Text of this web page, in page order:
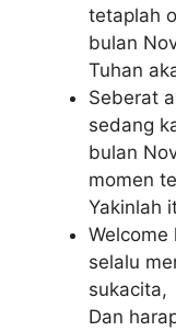
tetaplah
bulan
Tuhan
Seberat
sedang
bulan
momen
Yakinlah
Welcome
selalu
sukacita,
Dan